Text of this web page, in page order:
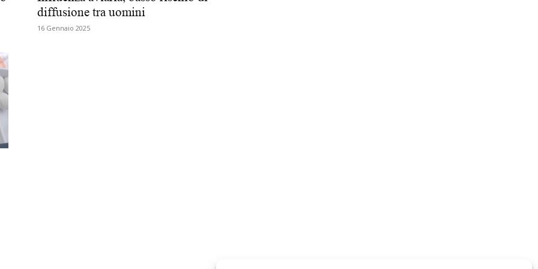
Biologi
diffusione tra uomini
16 Gennaio 2025